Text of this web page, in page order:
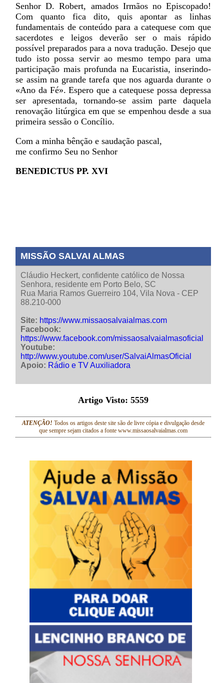
Senhor D. Robert, amados Irmãos no Episcopado!
Com quanto fica dito, quis apontar as linhas
fundamentais de conteúdo para a catequese com que
sacerdotes e leigos deverão ser o mais rápido
possível preparados para a nova tradução. Desejo que
tudo isto possa servir ao mesmo tempo para uma
participação mais profunda na Eucaristia, inserindo-
se assim na grande tarefa que nos aguarda durante o
«Ano da Fé». Espero que a catequese possa depressa
ser apresentada, tornando-se assim parte daquela
renovação litúrgica em que se empenhou desde a sua
primeira sessão o Concílio.
Com a minha bênção e saudação pascal,
me confirmo Seu no Senhor
BENEDICTUS PP. XVI
MISSÃO SALVAI ALMAS
Cláudio Heckert, confidente católico de Nossa
Senhora, residente em Porto Belo, SC
Rua Maria Ramos Guerreiro 104, Vila Nova - CEP
88.210-000
Site: https://www.missaosalvaialmas.com
Facebook:
https://www.facebook.com/missaosalvaialmasoficial
Youtube:
http://www.youtube.com/user/SalvaiAlmasOficial
Apoio: Rádio e TV Auxiliadora
Artigo Visto: 5559
ATENÇÃO! Todos os artigos deste site são de livre cópia e divulgação desde
que sempre sejam citados a fonte www.missaosalvaialmas.com